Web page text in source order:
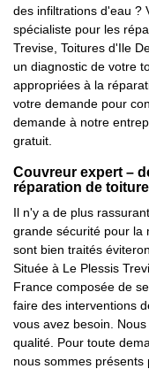
des infiltrations d'eau ?
spécialiste pour les
Trevise, Toitures d'Ile
un diagnostic de votre
appropriées à la
votre demande pour
demande à notre
gratuit.
Couvreur expert –
réparation de toiture
Il n'y a de plus
grande sécurité pour la
sont bien traités
Située à Le Plessis
France composée de
faire des interventions
vous avez besoin.
qualité. Pour toute
nous sommes présents